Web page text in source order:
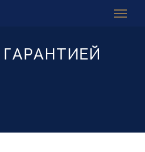
ГАРАНТИЕЙ